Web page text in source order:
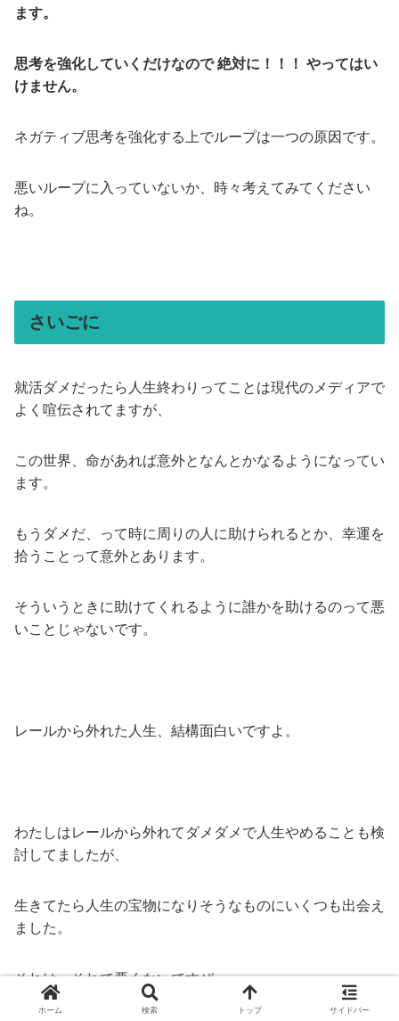
ます。
思考を強化していくだけなので 絶対に！！！ やってはい
けません。
ネガティブ思考を強化する上でループは一つの原因です。
悪いループに入っていないか、時々考えてみてください
ね。
さいごに
就活ダメだったら人生終わりってことは現代のメディアで
よく喧伝されてますが、
この世界、命があれば意外となんとかなるようになってい
ます。
もうダメだ、って時に周りの人に助けられるとか、幸運を
拾うことって意外とあります。
そういうときに助けてくれるように誰かを助けるのって悪
いことじゃないです。
レールから外れた人生、結構面白いですよ。
わたしはレールから外れてダメダメで人生やめることも検
討してましたが、
生きてたら人生の宝物になりそうなものにいくつも出会え
ました。
それは、それで悪くないですぜ。
ホーム 検索 トップ サイドバー